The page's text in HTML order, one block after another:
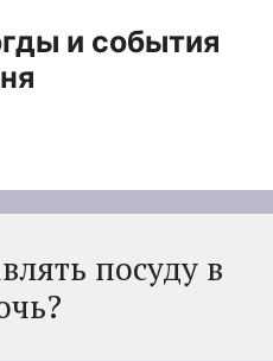
и события
посуду в